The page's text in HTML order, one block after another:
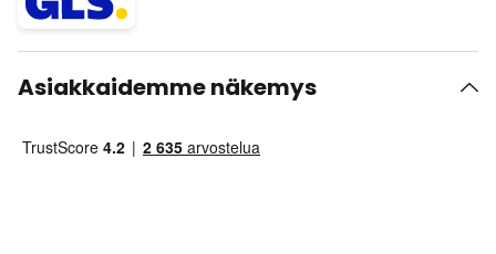
Asiakkaidemme näkemys